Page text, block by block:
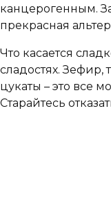
канцерогенным.
прекрасная
Что касается
сладостях.
цукаты – это все
Старайтесь